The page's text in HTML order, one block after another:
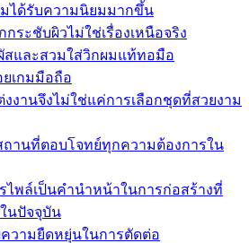
มได้รับความนิยมมากขึ้น
กระชับผิวไม่ใช่เรื่องเหนือจริง
สและสวมใส่วิกผมแท้ทอมือ
เกมมือถือ
งงานจึงไม่ใช่แค่การเลือกชุดที่สวยงาม
านที่ตอบโจทย์ทุกความต้องการใน
รไพล์เป็นคำนำหน้าในการก่อสร้างที่
นปัจจุบัน
วามยืดหยุ่นในการตัดต่อ